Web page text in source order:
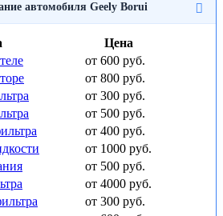
автомобиля Geely Borui
Цена
от 600 руб.
от 800 руб.
от 300 руб.
от 500 руб.
от 400 руб.
от 1000 руб.
от 500 руб.
от 4000 руб.
от 300 руб.